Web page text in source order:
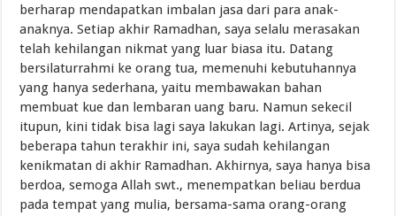
berharap mendapatkan imbalan jasa dari para anak-
anaknya. Setiap akhir Ramadhan, saya selalu merasakan
telah kehilangan nikmat yang luar biasa itu. Datang
bersilaturrahmi ke orang tua, memenuhi kebutuhannya
yang hanya sederhana, yaitu membawakan bahan
membuat kue dan lembaran uang baru. Namun sekecil
itupun, kini tidak bisa lagi saya lakukan lagi. Artinya, sejak
beberapa tahun terakhir ini, saya sudah kehilangan
kenikmatan di akhir Ramadhan. Akhirnya, saya hanya bisa
berdoa, semoga Allah swt., menempatkan beliau berdua
pada tempat yang mulia, bersama-sama orang-orang